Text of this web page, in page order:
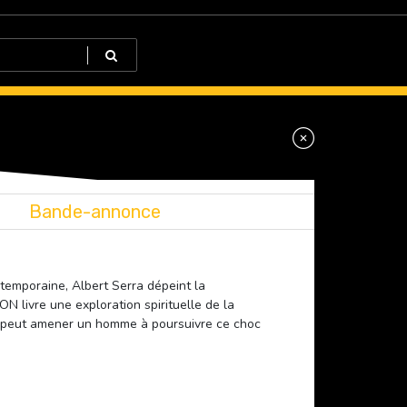
Bande-annonce
Albert Serra dépeint la
livre une exploration spirituelle de la
amener un homme à poursuivre ce choc